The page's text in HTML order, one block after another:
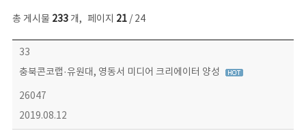
총 게시물 233개, 페이지 21/ 24
보도자료 목록 - 번호, 제목, 작성자, 파일, 조회수, 작성일 정보 제공
33
충북콘코랩·유원대, 영동서 미디어 크리에이터 양성
26047
2019.08.12